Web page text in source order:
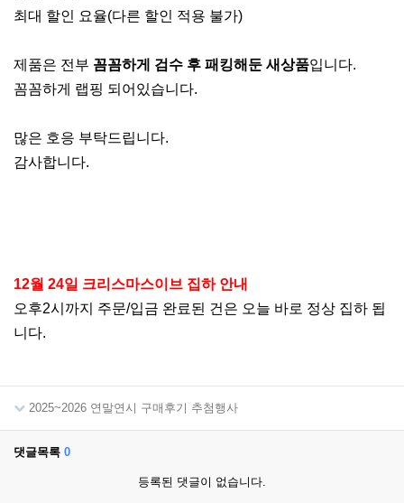
최대 할인 요율(다른 할인 적용 불가)
제품은 전부 꼼꼼하게 검수 후 패킹해둔 새상품입니다.
꼼꼼하게 랩핑 되어있습니다.
많은 호응 부탁드립니다.
감사합니다.
12월 24일 크리스마스이브 집하 안내
오후2시까지 주문/입금 완료된 건은 오늘 바로 정상 집하 됩
니다.
2025~2026 연말연시 구매후기 추첨행사
댓글목록 0
등록된 댓글이 없습니다.